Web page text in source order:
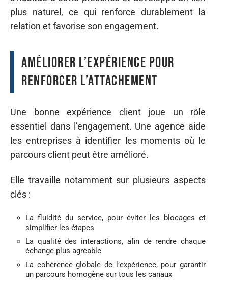
plus naturel, ce qui renforce durablement la
relation et favorise son engagement.
Améliorer l’expérience pour
renforcer l’attachement
Une bonne expérience client joue un rôle
essentiel dans l’engagement. Une agence aide
les entreprises à identifier les moments où le
parcours client peut être amélioré.
Elle travaille notamment sur plusieurs aspects
clés :
La fluidité du service, pour éviter les blocages et
simplifier les étapes
La qualité des interactions, afin de rendre chaque
échange plus agréable
La cohérence globale de l’expérience, pour garantir
un parcours homogène sur tous les canaux